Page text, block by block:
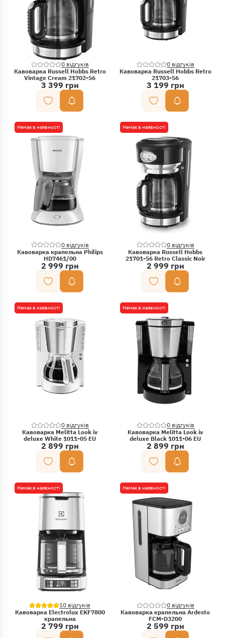
0 відгуків
Кавоварка Russell Hobbs Retro
Vintage Cream 21702-56
3 399 грн
0 відгуків
Кавоварка Russell Hobbs Retro
21703-56
3 199 грн
Немає в наявності
0 відгуків
Кавоварка крапельна Philips
HD7461/00
2 999 грн
Немає в наявності
0 відгуків
Кавоварка Russell Hobbs
21701-56 Retro Classic Noir
2 999 грн
Немає в наявності
0 відгуків
Кавоварка Melitta Look iv
deluxe White 1011-05 EU
2 899 грн
Немає в наявності
0 відгуків
Кавоварка Melitta Look iv
deluxe Black 1011-06 EU
2 899 грн
Немає в наявності
10 відгуків
Кавоварка Electrolux EKF7800
крапельна
2 799 грн
Немає в наявності
0 відгуків
Кавоварка крапельна Ardesto
FCM-D3200
2 599 грн